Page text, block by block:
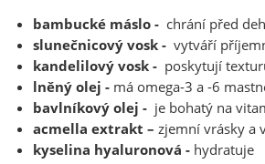
bambucké máslo - chrání před
slunečnicový vosk - vytváří
kandelilový vosk - poskytují
lněný olej - má omega-3 a -6
bavlníkový olej - je bohatý na
acmella extrakt – zjemní vrásky a
kyselina hyaluronová - hydratuje